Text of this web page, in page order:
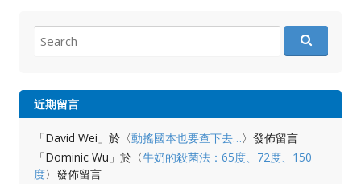
for:
近期留言
「David Wei 」於〈動搖國本也要查下去…〉發佈留言
「Dominic Wu 」於〈牛奶的殺菌法：65度、72度、150
度〉發佈留言